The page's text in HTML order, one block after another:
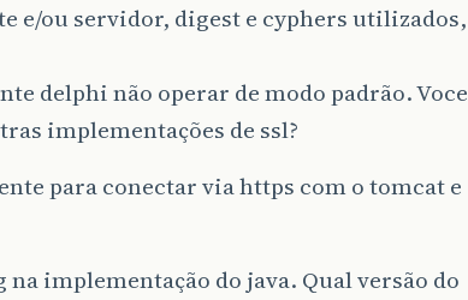
e/ou servidor, digest e cyphers utilizados,
delphi não operar de modo padrão. Voce
implementações de ssl?
para conectar via https com o tomcat e
na implementação do java. Qual versão do